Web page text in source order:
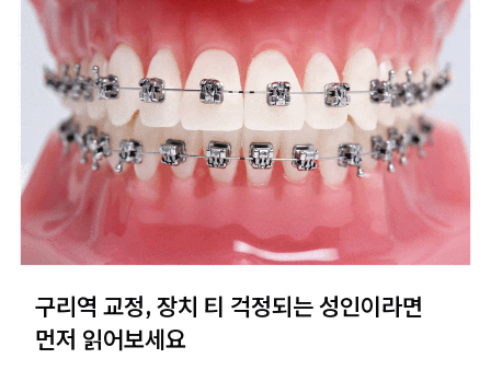
구리역 교정, 장치 티 걱정되는 성인이라면
먼저 읽어보세요